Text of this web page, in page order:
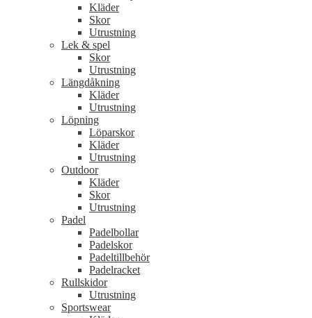
Kläder
Skor
Utrustning
Lek & spel
Skor
Utrustning
Längdåkning
Kläder
Utrustning
Löpning
Löparskor
Kläder
Utrustning
Outdoor
Kläder
Skor
Utrustning
Padel
Padelbollar
Padelskor
Padeltillbehör
Padelracket
Rullskidor
Utrustning
Sportswear